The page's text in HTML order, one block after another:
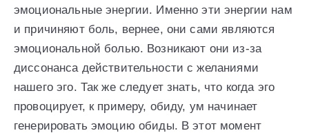
эмоциональные энергии. Именно эти энергии нам
и причиняют боль, вернее, они сами являются
эмоциональной болью. Возникают они из-за
диссонанса действительности с желаниями
нашего эго. Так же следует знать, что когда эго
провоцирует, к примеру, обиду, ум начинает
генерировать эмоцию обиды. В этот момент